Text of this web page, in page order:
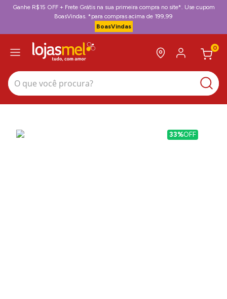
Ganhe R$15 OFF + Frete Grátis na sua primeira compra no site*. Use cupom
BoasVindas. *para compras acima de 199,99
BoasVindas
0
O que você procura?
33%OFF